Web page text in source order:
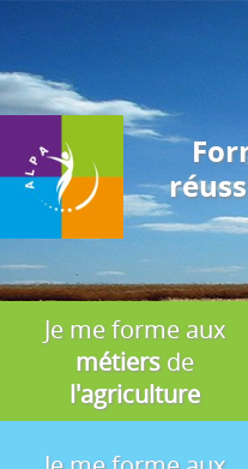
des fins d'analyse, de
Je me forme aux
métiersde
l'agriculture